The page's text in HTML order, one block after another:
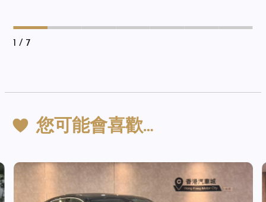
1 / 7
您可能會喜歡…